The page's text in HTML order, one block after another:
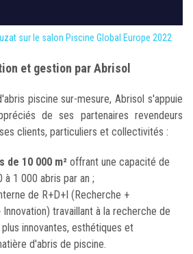
sur le salon Piscine Global Europe 2022
et gestion par Abrisol
piscine sur-mesure, Abrisol s'appuie
de ses partenaires revendeurs
clients, particuliers et collectivités :
de 10 000 m² offrant une capacité de
1 000 abris par an ;
de R+D+I (Recherche +
travaillant à la recherche de
innovantes, esthétiques et
d'abris de piscine.